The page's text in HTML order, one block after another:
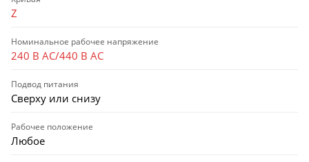
Z
Номинальное рабочее напряжение
240 В AC/440 В AC
Подвод питания
Сверху или снизу
Рабочее положение
Любое